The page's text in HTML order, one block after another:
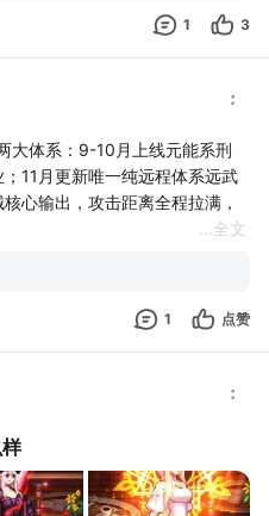
物法混合3个转职，合计15个
角色自动转化对应新转职，等
重置，无需重新创建角色练
器、防具与首饰
1 3
大体系：9-10月上线元能系刑
11月更新唯一纯远程体系远武
心输出，攻击距离全程拉满，
烛九阴、英招等山海经命名的
仓库，支持局内自动换肤。
全文
1 点赞